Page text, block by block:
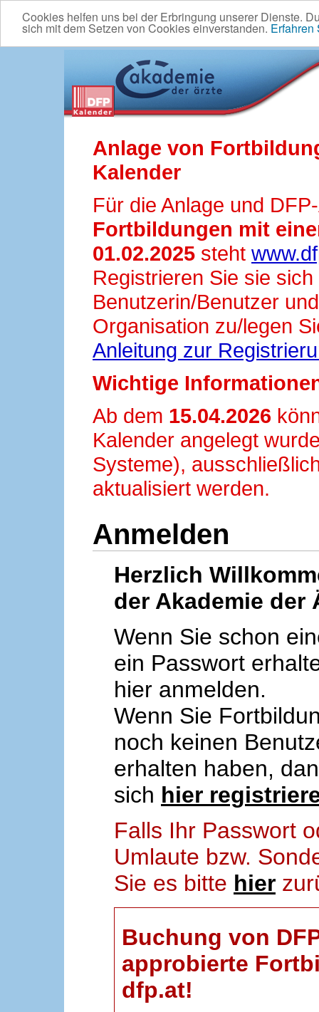
Cookies helfen uns bei der Erbringung unserer Dienste.
sich mit dem Setzen von Cookies einverstanden. Erfahren
Anlage von
Kalender
Für die Anlage und
Fortbildungen mit
01.02.2025 steht
Registrieren Sie sie
Benutzerin/Benutzer
Organisation zu/legen
Anleitung zur
Wichtige
Ab dem 15.04.2026
Kalender angelegt
Systeme),
aktualisiert werden.
Anmelden
Herzlich
der Akademie der
Wenn Sie schon
ein Passwort
hier anmelden.
Wenn Sie
noch keinen
erhalten haben,
sich hier
Falls Ihr Passwort
Umlaute bzw.
Sie es bitte hier
Buchung von
approbierte
dfp.at!